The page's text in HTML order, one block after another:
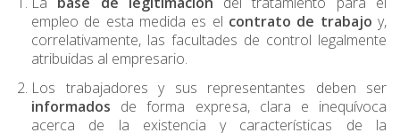
empleo de esta medida es el contrato de trabajo y,
correlativamente, las facultades de control legalmente
atribuidas al empresario.
Los trabajadores y sus representantes deben ser
informados de forma expresa, clara e inequívoca
acerca de la existencia y características de la